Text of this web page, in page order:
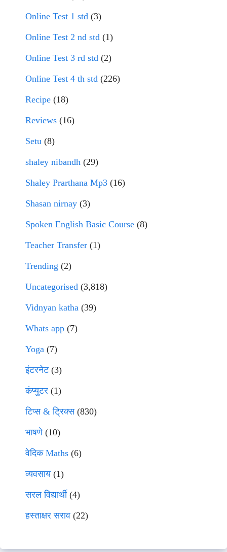
Online Test 1 std (3)
Online Test 2 nd std (1)
Online Test 3 rd std (2)
Online Test 4 th std (226)
Recipe (18)
Reviews (16)
Setu (8)
shaley nibandh (29)
Shaley Prarthana Mp3 (16)
Shasan nirnay (3)
Spoken English Basic Course (8)
Teacher Transfer (1)
Trending (2)
Uncategorised (3,818)
Vidnyan katha (39)
Whats app (7)
Yoga (7)
इंटरनेट(3)
कंप्युटर (1)
टिप्स & ट्रिक्स(830)
भाषणे(10)
वेदिक Maths (6)
व्यवसाय(1)
सरल विद्यार्थी(4)
हस्ताक्षर सराव (22)